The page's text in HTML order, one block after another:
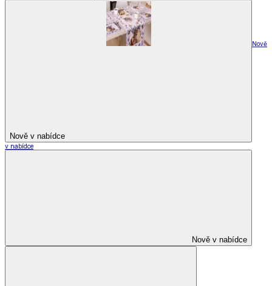
Nově v nabídce
Nově
v nabídce
Nově v nabídce